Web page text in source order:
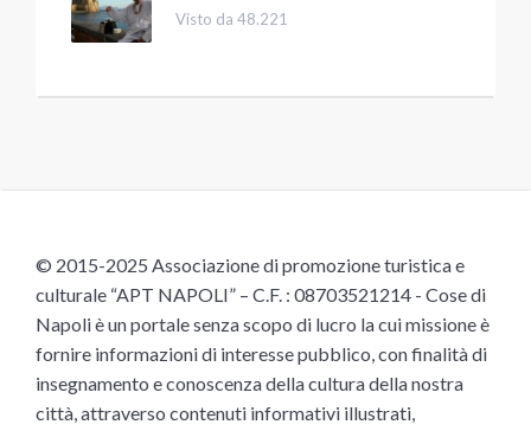
Visto da 48.221
© 2015-2025 Associazione di promozione turistica e
culturale “APT NAPOLI” – C.F. : 08703521214 - Cose di
Napoli è un portale senza scopo di lucro la cui missione è
fornire informazioni di interesse pubblico, con finalità di
insegnamento e conoscenza della cultura della nostra
città, attraverso contenuti informativi illustrati,